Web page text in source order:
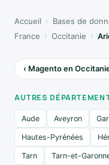
Accueil › Bases de
France › Occitanie ›
‹ Magento en
AUTRES
Aude Aveyron
Hautes-Pyrénées
Tarn Tarn-et-